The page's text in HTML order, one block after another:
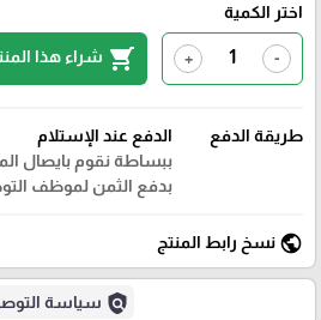
اختر الكمية
-
+
shopping_cart شراء هذا
طريقة الدفع
الدفع عند الإستلام
ببساطة نقوم بايصال
بدفع الثمن لموظف
public نسخ رابط المنتج
policy سياسة